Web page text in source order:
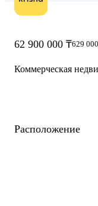
62 900 000 ₸629
Коммерческая
Расположение